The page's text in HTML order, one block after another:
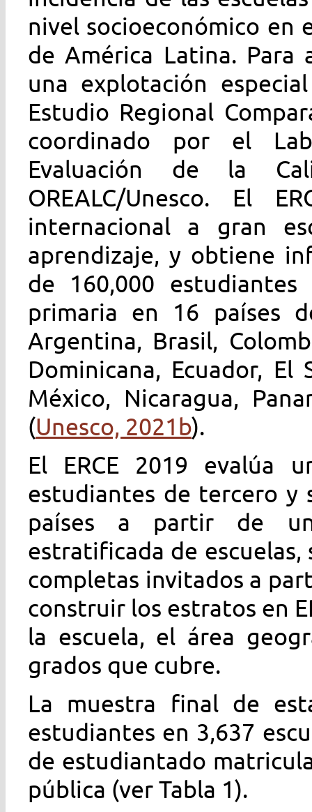
nivel socioeconómico en
de América Latina. Para
una explotación
Estudio Regional
coordinado por el
Evaluación de la
OREALC/Unesco. El
internacional a gran
aprendizaje, y obtiene
de 160,000
primaria en 16 países
Argentina, Brasil,
Dominicana, Ecuador, El
México, Nicaragua,
(Unesco, 2021b).
El ERCE 2019 evalúa
estudiantes de tercero y
países a partir de
estratificada de
completas invitados a
construir los estratos en
la escuela, el área
grados que cubre.
La muestra final de
estudiantes en 3,637
de estudiantado
pública (ver Tabla 1).